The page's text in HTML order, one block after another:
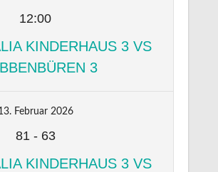
12:00
KINDERHAUS 3 VS
3
Februar 2026
81- 63
KINDERHAUS 3 VS